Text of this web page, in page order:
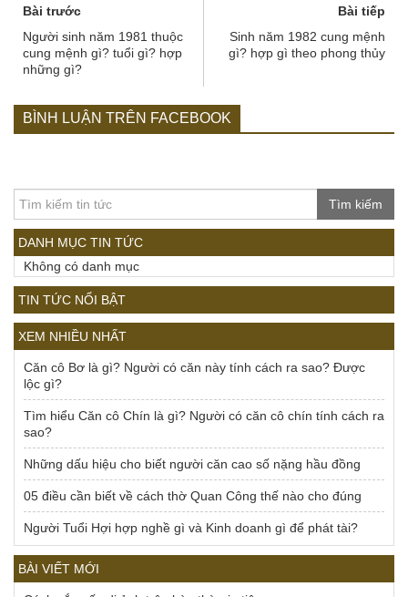
Bài trước
Người sinh năm 1981 thuộc
cung mệnh gì? tuổi gì? hợp
những gì?
Bài tiếp
Sinh năm 1982 cung mệnh
gì? hợp gì theo phong thủy
BÌNH LUẬN TRÊN FACEBOOK
Tìm kiếm
DANH MỤC TIN TỨC
Không có danh mục
TIN TỨC NỔI BẬT
XEM NHIỀU NHẤT
Căn cô Bơ là gì? Người có căn này tính cách ra sao? Được
lộc gì?
Tìm hiểu Căn cô Chín là gì? Người có căn cô chín tính cách ra
sao?
Những dấu hiệu cho biết người căn cao số nặng hầu đồng
05 điều cần biết về cách thờ Quan Công thế nào cho đúng
Người Tuổi Hợi hợp nghề gì và Kinh doanh gì để phát tài?
BÀI VIẾT MỚI